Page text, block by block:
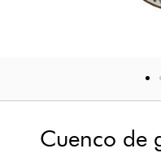
Cuenco de